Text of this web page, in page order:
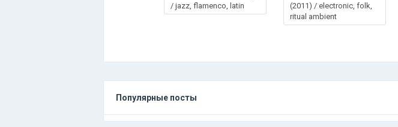
/ jazz, flamenco, latin
(2011) / electronic, folk,
ritual ambient
Популярные посты